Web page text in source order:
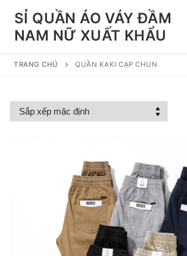
Chuyển
đếnSỈ QUẦN ÁO VÁY ĐẦM
NAM NỮ XUẤT KHẨU
TRANG CHỦ QUẦN KAKI CẠP CHUN